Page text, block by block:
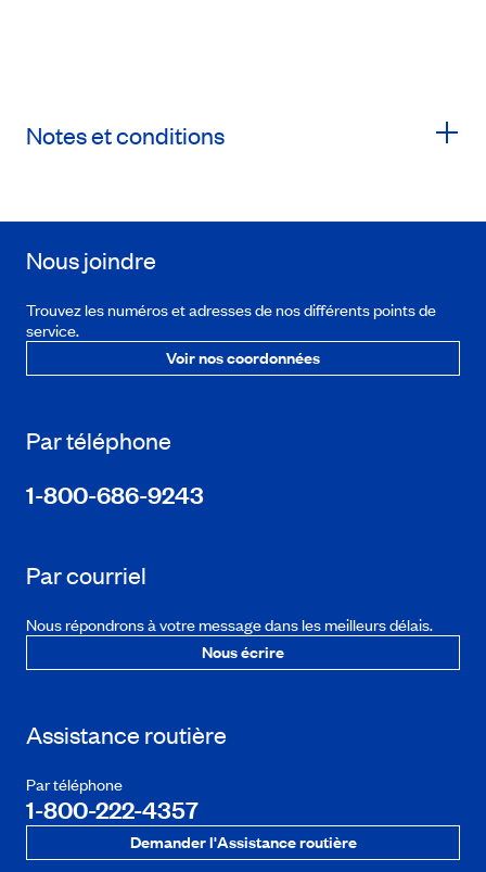
Notes et conditions
Nous joindre
Trouvez les numéros et adresses de nos différents points de
service.
Voir nos coordonnées
Par téléphone
1-800-686-9243
Par courriel
Nous répondrons à votre message dans les meilleurs délais.
Nous écrire
Assistance routière
Par téléphone
1-800-222-4357
Demander l'Assistance routière